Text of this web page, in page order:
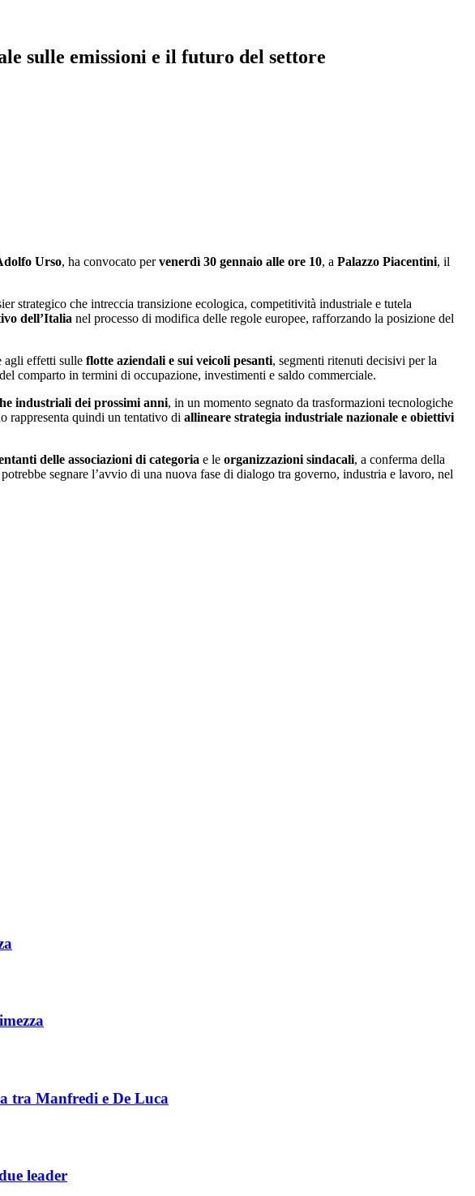
sulle emissioni e il futuro del settore
Urso, ha convocato pervenerdì 30 gennaio alle ore 10, a Palazzo Piacentini, il
strategico che intreccia transizione ecologica, competitività industriale e tutela
dell’Italia nel processo di modifica delle regole europee, rafforzando la posizione del
agli effetti sulle flotte aziendali e sui veicoli pesanti, segmenti ritenuti decisivi per la
comparto in termini di occupazione, investimenti e saldo commerciale.
industriali dei prossimi anni, in un momento segnato da trasformazioni tecnologiche
rappresenta quindi un tentativo di allineare strategia industriale nazionale e obiettivi
delle associazioni di categoria e le organizzazioni sindacali, a conferma della
segnare l’avvio di una nuova fase di dialogo tra governo, industria e lavoro, nel
tra Manfredi e De Luca
leader